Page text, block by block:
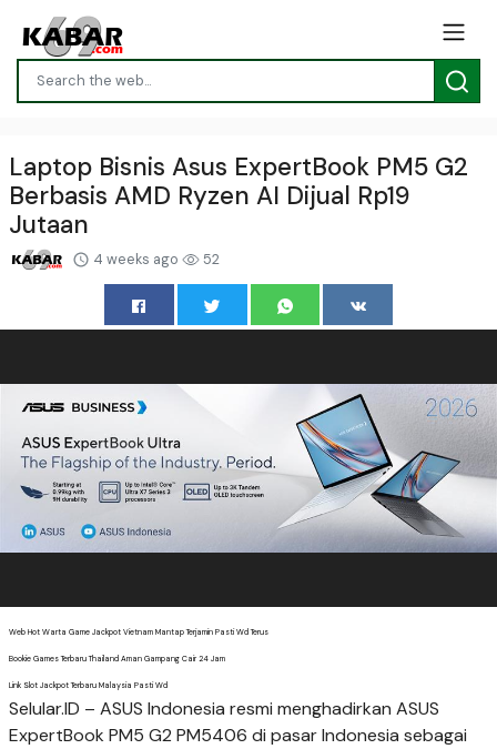
Laptop Bisnis Asus ExpertBook PM5 G2
Berbasis AMD Ryzen AI Dijual Rp19
Jutaan
4 weeks ago 52
Web Hot Warta Game Jackpot Vietnam Mantap Terjamin Pasti Wd Terus
Bookie Games Terbaru Thailand Aman Gampang Cair 24 Jam
Link Slot Jackpot Terbaru Malaysia Pasti Wd
Selular.ID – ASUS Indonesia resmi menghadirkan ASUS
ExpertBook PM5 G2 PM5406 di pasar Indonesia sebagai